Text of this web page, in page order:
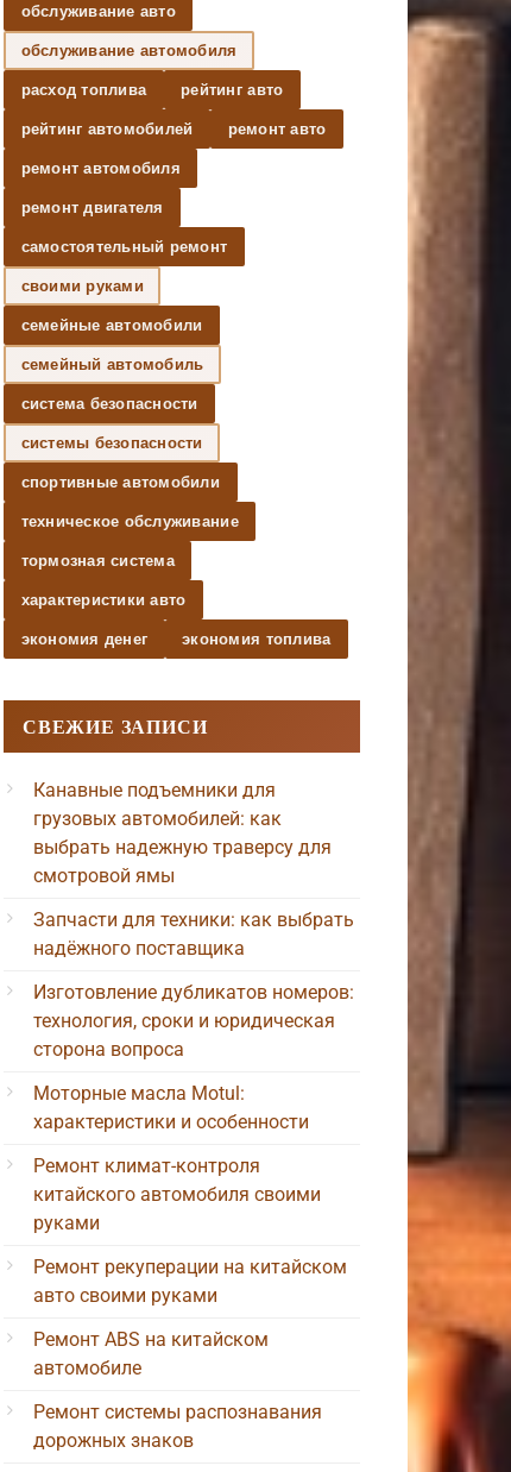
обслуживание авто
обслуживание автомобиля
расход топлива рейтинг авто
рейтинг автомобилей ремонт авто
ремонт автомобиля
ремонт двигателя
самостоятельный ремонт
своими руками
семейные автомобили
семейный автомобиль
система безопасности
системы безопасности
спортивные автомобили
техническое обслуживание
тормозная система
характеристики авто
экономия денег экономия топлива
СВЕЖИЕ ЗАПИСИ
Канавные подъемники для
грузовых автомобилей: как
выбрать надежную траверсу для
смотровой ямы
Запчасти для техники: как выбрать
надёжного поставщика
Изготовление дубликатов номеров:
технология, сроки и юридическая
сторона вопроса
Моторные масла Motul:
характеристики и особенности
Ремонт климат-контроля
китайского автомобиля своими
руками
Ремонт рекуперации на китайском
авто своими руками
Ремонт ABS на китайском
автомобиле
Ремонт системы распознавания
дорожных знаков